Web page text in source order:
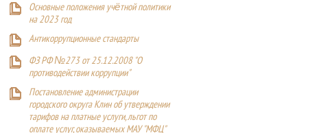
Основные положения учётной политики
на 2023 год
Антикоррупционные стандарты
ФЗ РФ №273 от 25.12.2008 "О
противодействии коррупции"
Постановление администрации
городского округа Клин об утверждении
тарифов на платные услуги, льгот по
оплате услуг, оказываемых МАУ "МФЦ"